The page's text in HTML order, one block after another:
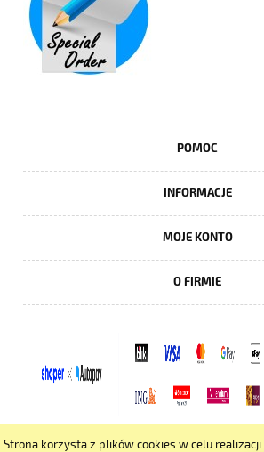
Strona korzysta z plików cookies w celu realizacji
POMOC
INFORMACJE
MOJE KONTO
O FIRMIE